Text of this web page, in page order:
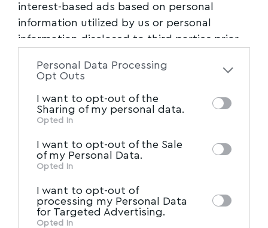
interest-based ads based on personal
information utilized by us or personal
information disclosed to third parties prior
of the further disclosure of your personal
of downstream participants. This
information may also be disclosed by us to
Participantsthat may further disclose it to
other third parties.
Personal Data Processing
Opt Outs
I want to opt-out of the
Sharing of my personal data.
Opted In
I want to opt-out of the Sale
of my Personal Data.
Opted In
I want to opt-out of
processing my Personal Data
for Targeted Advertising.
Opted In
Ακολουθήστε το myvolos.net στο
Google News και μάθετε πρώτοι όλες
τις ειδήσεις.
Ακολουθήστε μας στο επίσημο κανάλι
του Myvolos.net στο Youtube
TAGGED: ΑΛΛΟΔΑΠΟΙ,ΑΡΠΑΓΗ,ΑΣΤΥΝΟΜΙΑ ΒΙΑΣΜΟΣ
ΕΜΠΟΡΙΑ,ΣΥΛΛΗΨΕΙΣ
Facebook